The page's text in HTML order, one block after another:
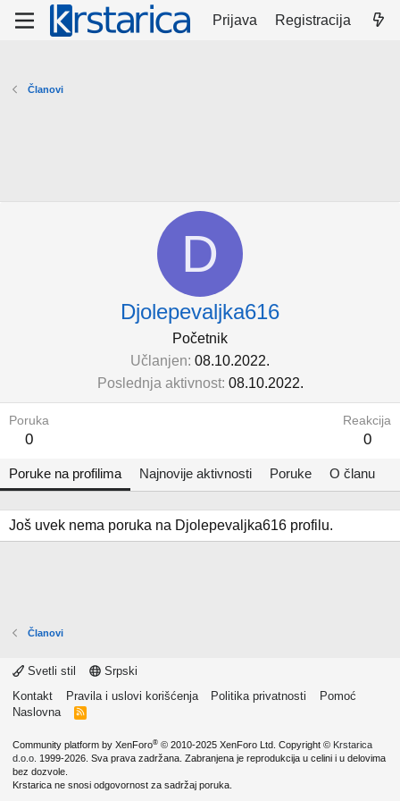
Prijava Registracija
Članovi
D
Djolepevaljka616
Početnik
Učlanjen 08.10.2022.
Poslednja aktivnost 08.10.2022.
Poruka
0
Reakcija
0
Poruke na profilima Najnovije aktivnosti Poruke O članu
Još uvek nema poruka na Djolepevaljka616 profilu.
Članovi
Svetli stil
Srpski
Kontakt
Pravila i uslovi korišćenja Politika privatnosti
Pomoć
Naslovna
R
Community platform by XenForo® © 2010-2025 XenForo Ltd. Copyright © Krstarica
d.o.o. 1999-2026. Sva prava zadržana. Zabranjena je reprodukcija u celini i u delovima
bez dozvole.
Krstarica ne snosi odgovornost za sadržaj poruka.